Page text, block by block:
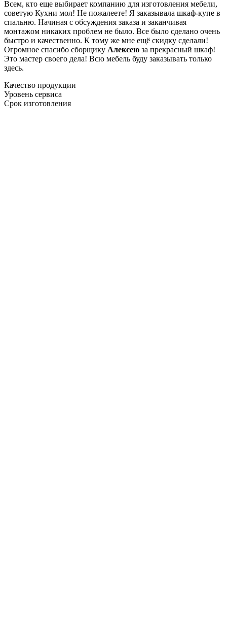
Всем, кто еще выбирает компанию для изготовления мебели,
советую Кухни мол! Не пожалеете! Я заказывала шкаф-купе в
спальню. Начиная с обсуждения заказа и заканчивая
монтажом никаких проблем не было. Все было сделано очень
быстро и качественно. К тому же мне ещё скидку сделали!
Огромное спасибо сборщику Алексею за прекрасный шкаф!
Это мастер своего дела! Всю мебель буду заказывать только
здесь.
Качество продукции
Уровень сервиса
Срок изготовления